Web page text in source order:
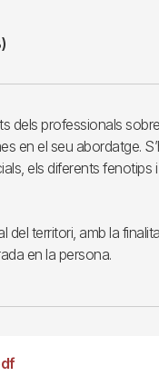
professionals
en el seu abordatge.
els diferents
territori, amb la
en la persona.